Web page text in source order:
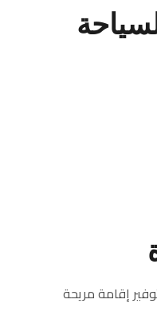
إقامة مريحة